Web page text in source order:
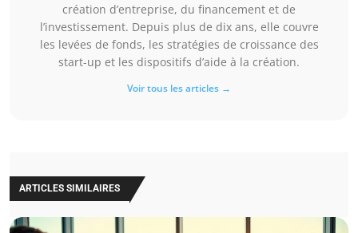
création d’entreprise, du financement et de
l’investissement. Depuis plus de dix ans, elle couvre
les levées de fonds, les stratégies de croissance des
start-up et les dispositifs d’aide à la création.
Voir tous les articles →
ARTICLES SIMILAIRES